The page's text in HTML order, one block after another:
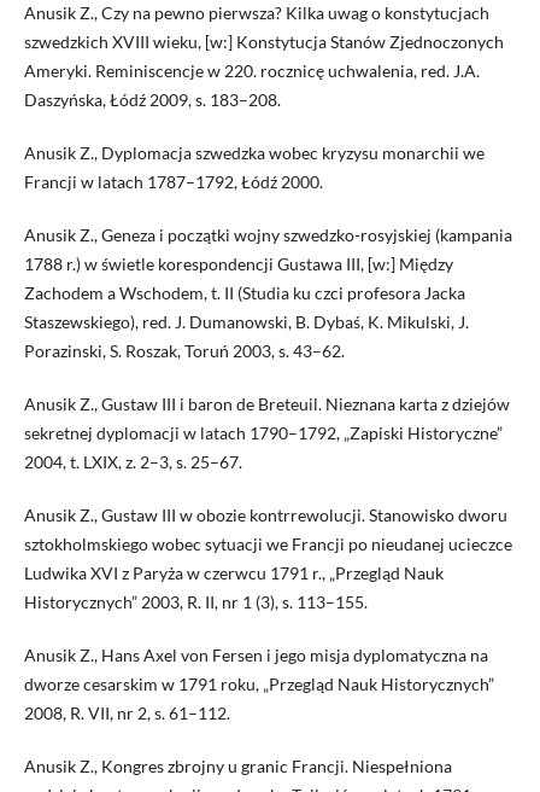
Anusik Z., Czy na pewno pierwsza? Kilka uwag o konstytucjach
szwedzkich XVIII wieku, [w:] Konstytucja Stanów Zjednoczonych
Ameryki. Reminiscencje w 220. rocznicę uchwalenia, red. J.A.
Daszyńska, Łódź 2009, s. 183–208.
Anusik Z., Dyplomacja szwedzka wobec kryzysu monarchii we
Francji w latach 1787–1792, Łódź 2000.
Anusik Z., Geneza i początki wojny szwedzko-rosyjskiej (kampania
1788 r.) w świetle korespondencji Gustawa III, [w:] Między
Zachodem a Wschodem, t. II (Studia ku czci profesora Jacka
Staszewskiego), red. J. Dumanowski, B. Dybaś, K. Mikulski, J.
Porazinski, S. Roszak, Toruń 2003, s. 43–62.
Anusik Z., Gustaw III i baron de Breteuil. Nieznana karta z dziejów
sekretnej dyplomacji w latach 1790–1792, „Zapiski Historyczne”
2004, t. LXIX, z. 2–3, s. 25–67.
Anusik Z., Gustaw III w obozie kontrrewolucji. Stanowisko dworu
sztokholmskiego wobec sytuacji we Francji po nieudanej ucieczce
Ludwika XVI z Paryża w czerwcu 1791 r., „Przegląd Nauk
Historycznych” 2003, R. II, nr 1 (3), s. 113–155.
Anusik Z., Hans Axel von Fersen i jego misja dyplomatyczna na
dworze cesarskim w 1791 roku, „Przegląd Nauk Historycznych”
2008, R. VII, nr 2, s. 61–112.
Anusik Z., Kongres zbrojny u granic Francji. Niespełniona